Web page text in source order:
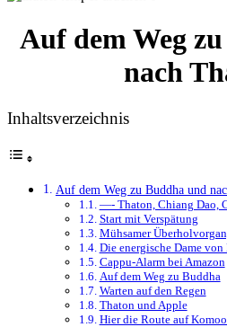
Auf dem Weg
nach
Inhaltsverzeichnis
Auf dem Weg zu Buddha und
—- Thaton, Chiang Dao,
Start mit Verspätung
Mühsamer
Die energische Dame
Cappu-Alarm bei Amazon
Auf dem Weg zu Buddha
Warten auf den Regen
Thaton und Apple
Hier die Route auf